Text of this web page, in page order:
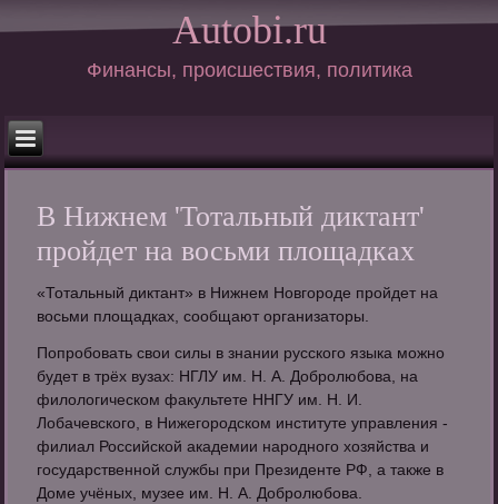
Autobi.ru
Финансы, происшествия, политика
В Нижнем 'Тотальный диктант'
пройдет на восьми площадках
«Тотальный диктант» в Нижнем Новгороде пройдет на
восьми площадках, сообщают организаторы.
Попробовать свои силы в знании русского языка можно
будет в трёх вузах: НГЛУ им. Н. А. Добролюбова, на
филологическом факультете ННГУ им. Н. И.
Лобачевского, в Нижегородском институте управления -
филиал Российской академии народного хозяйства и
государственной службы при Президенте РФ, а также в
Доме учёных, музее им. Н. А. Добролюбова.